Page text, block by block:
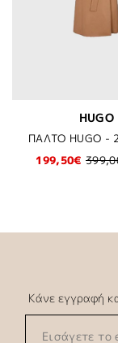
HUGO
199,50€
Κάνε εγγραφή